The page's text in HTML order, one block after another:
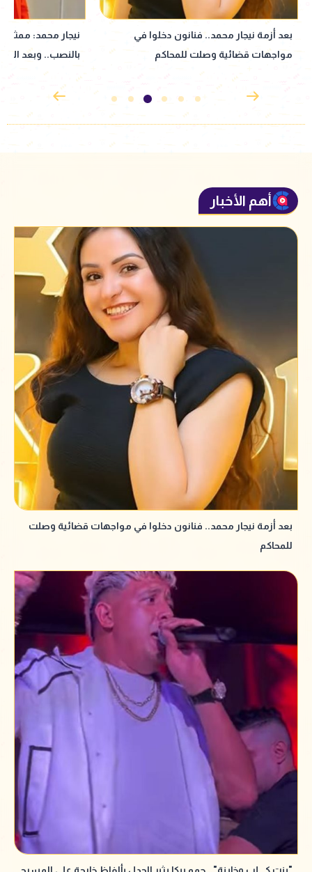
نيجار محمد: ممثل عرفني على المتهم
بالنصب.. وبعد الأزمة انسحب| خاص
نبيلة عبيد تعود
إذاعي جديد
أهم الأخبار
بعد أزمة نيجار محمد.. فنانون دخلوا في مواجهات قضائية وصلت
للمحاكم